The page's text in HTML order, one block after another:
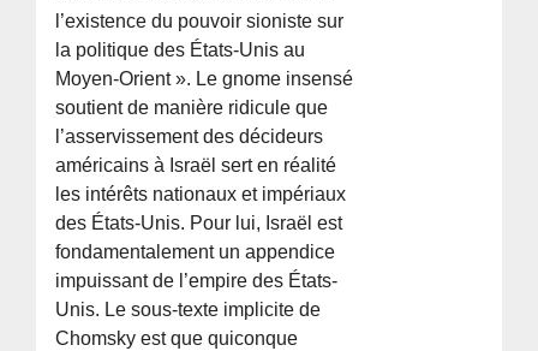
l’existence du pouvoir sioniste sur
la politique des États-Unis au
Moyen-Orient ». Le gnome insensé
soutient de manière ridicule que
l’asservissement des décideurs
américains à Israël sert en réalité
les intérêts nationaux et impériaux
des États-Unis. Pour lui, Israël est
fondamentalement un appendice
impuissant de l’empire des États-
Unis. Le sous-texte implicite de
Chomsky est que quiconque